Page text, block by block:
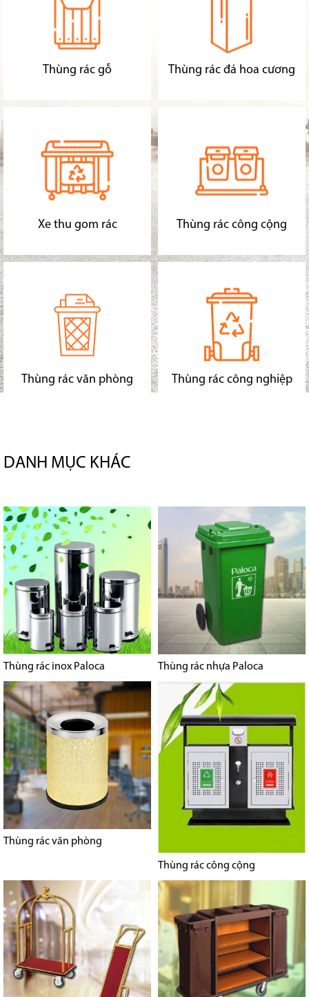
Thùng rác gỗ Thùng rác đá hoa cương
Xe thu gom rác Thùng rác công cộng
Thùng rác văn phòng Thùng rác công nghiệp
DANH MỤC KHÁC
Thùng rác inox Paloca Thùng rác nhựa Paloca
Thùng rác văn phòng
Thùng rác công cộng